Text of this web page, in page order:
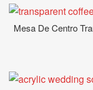
Mesa De Centro